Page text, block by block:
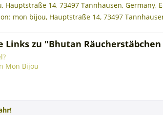
Hauptstraße 14, 73497 Tannhausen, Germany,
mon bijou, Hauptstraße 14, 73497
Links zu "Bhutan
Mon Bijou